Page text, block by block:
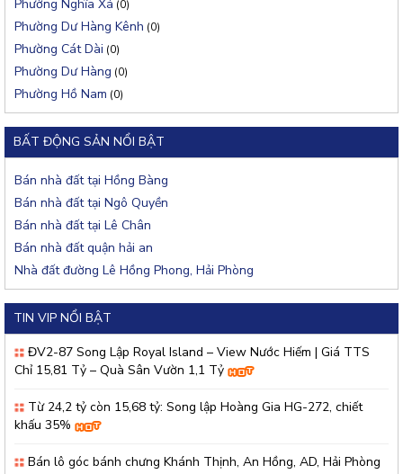
Phường Nghĩa Xá (0)
Phường Dư Hàng Kênh (0)
Phường Cát Dài (0)
Phường Dư Hàng (0)
Phường Hồ Nam (0)
BẤT ĐỘNG SẢN NỔI BẬT
Bán nhà đất tại Hồng Bàng
Bán nhà đất tại Ngô Quyền
Bán nhà đất tại Lê Chân
Bán nhà đất quận hải an
Nhà đất đường Lê Hồng Phong, Hải Phòng
TIN VIP NỔI BẬT
ĐV2-87 Song Lập Royal Island – View Nước Hiếm | Giá TTS
Chỉ 15,81 Tỷ – Quà Sân Vườn 1,1 Tỷ
Từ 24,2 tỷ còn 15,68 tỷ: Song lập Hoàng Gia HG-272, chiết
khấu 35%
Bán lô góc bánh chưng Khánh Thịnh, An Hồng, AD, Hải Phòng